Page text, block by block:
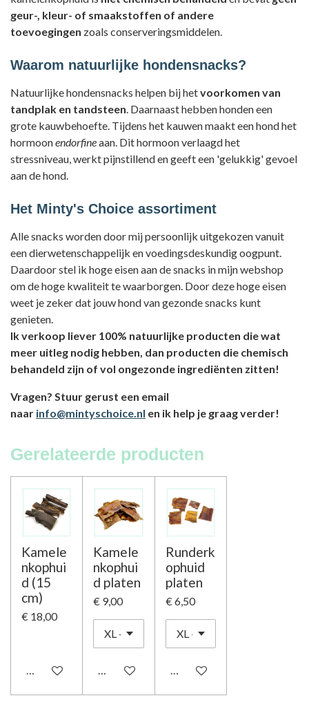
geur-, kleur- of smaakstoffen of andere
toevoegingen zoals conserveringsmiddelen.
Waarom natuurlijke hondensnacks?
Natuurlijke hondensnacks helpen bij hetvoorkomen van
tandplak en tandsteen. Daarnaast hebben honden een
grote kauwbehoefte. Tijdens het kauwen maakt een hond het
hormoonendorfineaan. Dit hormoon verlaagd het
stressniveau, werkt pijnstillend en geeft een 'gelukkig' gevoel
aan de hond.
Het Minty's Choice assortiment
Alle snacks worden door mij persoonlijk uitgekozen vanuit
een dierwetenschappelijk en voedingsdeskundig oogpunt.
Daardoor stel ik hoge eisen aan de snacks in mijn webshop
om de hoge kwaliteit te waarborgen. Door deze hoge eisen
weet je zeker dat jouw hond van gezonde snacks kunt
genieten.
Ik verkoop liever 100% natuurlijke producten die wat
meer uitleg nodig hebben, dan producten die chemisch
behandeld zijn of vol ongezonde ingrediënten zitten!
Vragen? Stuur gerust een email
naar info@mintyschoice.nl en ik help je graag verder!
Gerelateerde producten
Kamele
nkophui
d (15
cm)
€ 18,00
In winkelwagen
Kamele
nkophui
d platen
€ 9,00
In winkelwagen
Runderk
ophuid
platen
€ 6,50
In winkelwagen